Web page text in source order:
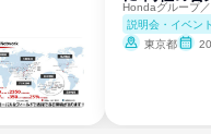
Hondaグループ
説明会・イベン
東京都